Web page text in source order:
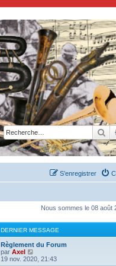
S’enregistrer
Nous sommes le 08 août
DERNIER MESSAGE
Règlement du Forum
par Axel
o
19 nov. 2020, 21:43